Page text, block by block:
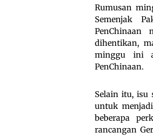
Rumusan
Semenjak
PenChinaan
dihentikan,
minggu ini
PenChinaan.
Selain itu, isu
untuk
beberapa
rancangan